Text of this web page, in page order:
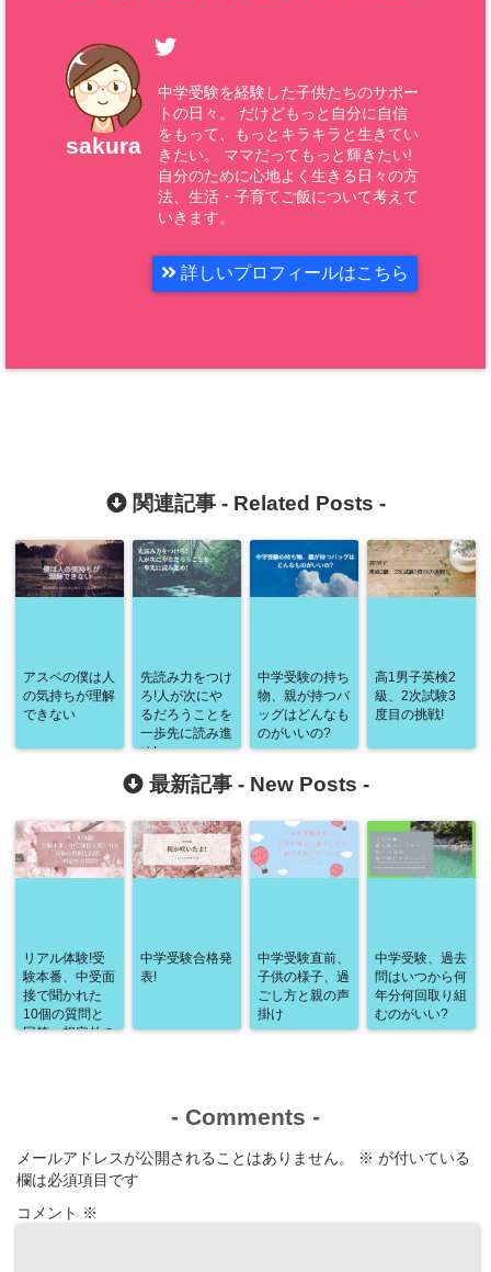
sakura
中学受験を経験した子供たちのサポー
トの日々。 だけどもっと自分に自信
をもって、もっとキラキラと生きてい
きたい。 ママだってもっと輝きたい!
自分のために心地よく生きる日々の方
法、生活・子育てご飯について考えて
いきます。
詳しいプロフィールはこちら
関連記事 - Related Posts -
アスペの僕は人
の気持ちが理解
できない
先読み力をつけ
ろ!人が次にや
るだろうことを
一歩先に読み進
め!
中学受験の持ち
物、親が持つバ
ッグはどんなも
のがいいの?
高1男子英検2
級、2次試験3
度目の挑戦!
最新記事 - New Posts -
リアル体験!受
験本番、中受面
接で聞かれた
10個の質問と
回答、想定外の
中学受験合格発
表!
中学受験直前、
子供の様子、過
ごし方と親の声
掛け
中学受験、過去
問はいつから何
年分何回取り組
むのがいい?
- Comments -
メールアドレスが公開されることはありません。 ※ が付いている
欄は必須項目です
コメント ※